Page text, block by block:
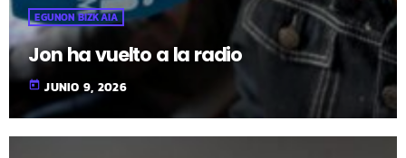
EGUNON BIZKAIA
Jon ha vuelto a la radio
today JUNIO 9, 2026